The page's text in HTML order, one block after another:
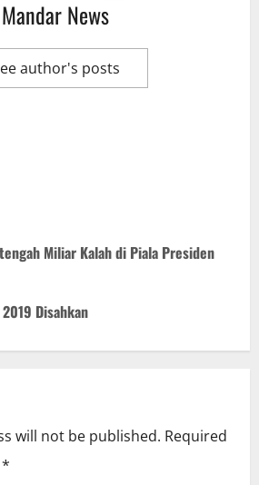
Mandar News
author's posts
Miliar Kalah di Piala Presiden
2019 Disahkan
will not be published. Required
*